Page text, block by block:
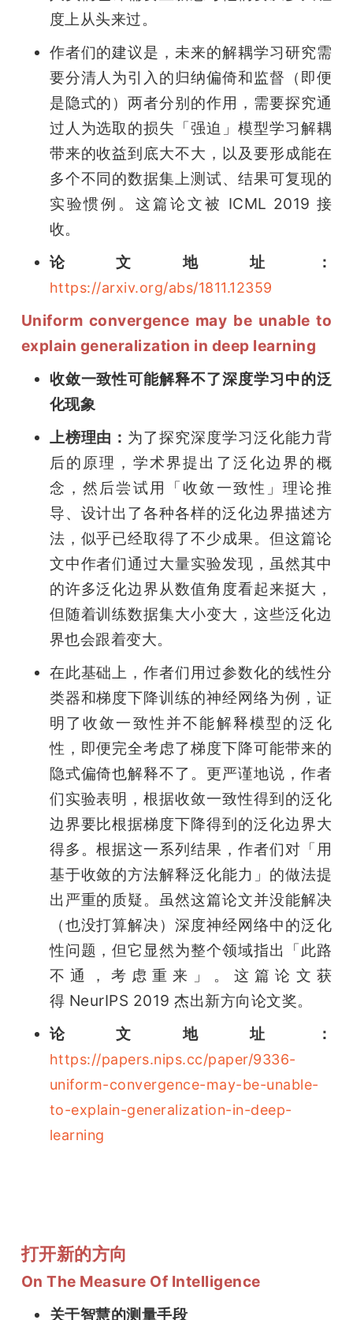
度上从头来过。
作者们的建议是，未来的解耦学习研究需
要分清人为引入的归纳偏倚和监督（即便
是隐式的）两者分别的作用，需要探究通
过人为选取的损失「强迫」模型学习解耦
带来的收益到底大不大，以及要形成能在
多个不同的数据集上测试、结果可复现的
实验惯例。这篇论文被 ICML 2019 接
收。
论文地址：
https://arxiv.org/abs/1811.12359
Uniform convergence may be unable to
explain generalization in deep learning
收敛一致性可能解释不了深度学习中的泛
化现象
上榜理由： 为了探究深度学习泛化能力背
后的原理，学术界提出了泛化边界的概
念，然后尝试用「收敛一致性」理论推
导、设计出了各种各样的泛化边界描述方
法，似乎已经取得了不少成果。但这篇论
文中作者们通过大量实验发现，虽然其中
的许多泛化边界从数值角度看起来挺大，
但随着训练数据集大小变大，这些泛化边
界也会跟着变大。
在此基础上，作者们用过参数化的线性分
类器和梯度下降训练的神经网络为例，证
明了收敛一致性并不能解释模型的泛化
性，即便完全考虑了梯度下降可能带来的
隐式偏倚也解释不了。更严谨地说，作者
们实验表明，根据收敛一致性得到的泛化
边界要比根据梯度下降得到的泛化边界大
得多。根据这一系列结果，作者们对「用
基于收敛的方法解释泛化能力」的做法提
出严重的质疑。虽然这篇论文并没能解决
（也没打算解决）深度神经网络中的泛化
性问题，但它显然为整个领域指出「此路
不通，考虑重来」。这篇论文获
得 NeurIPS 2019 杰出新方向论文奖。
论文地址：
https://papers.nips.cc/paper/9336-
uniform-convergence-may-be-unable-
to-explain-generalization-in-deep-
learning
打开新的方向
On The Measure Of Intelligence
关于智慧的测量手段